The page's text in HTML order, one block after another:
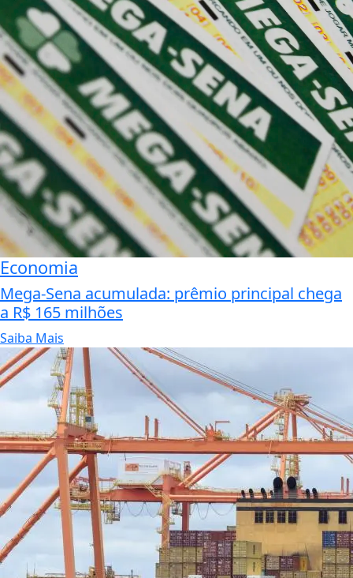
Economia
Mega-Sena acumulada: prêmio principal chega
a R$ 165 milhões
Saiba Mais